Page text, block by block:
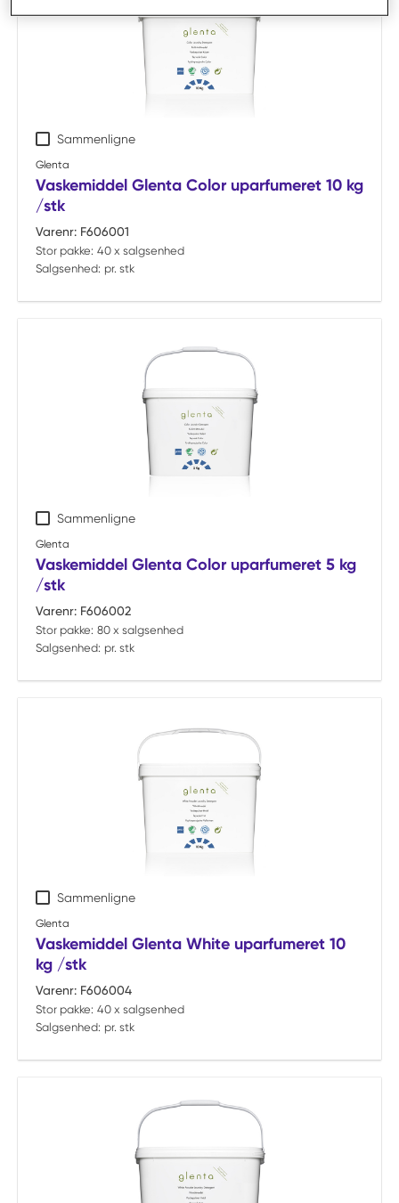
Sammenligne
Glenta
Vaskemiddel Glenta Color uparfumeret 10 kg
/stk
Varenr: F606001
Stor pakke: 40 x salgsenhed
Salgsenhed: pr. stk
Sammenligne
Glenta
Vaskemiddel Glenta Color uparfumeret 5 kg
/stk
Varenr: F606002
Stor pakke: 80 x salgsenhed
Salgsenhed: pr. stk
Sammenligne
Glenta
Vaskemiddel Glenta White uparfumeret 10
kg /stk
Varenr: F606004
Stor pakke: 40 x salgsenhed
Salgsenhed: pr. stk